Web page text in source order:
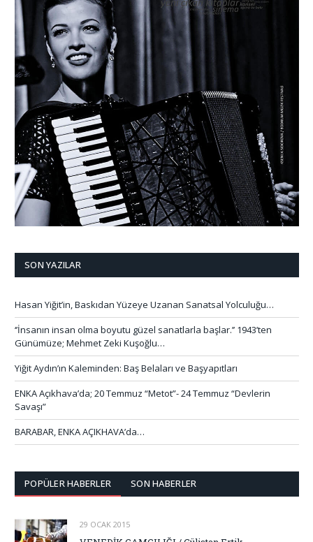
SON YAZILAR
Hasan Yiğit’in, Baskıdan Yüzeye Uzanan Sanatsal Yolculuğu…
‘’İnsanın insan olma boyutu güzel sanatlarla başlar.’’ 1943’ten
Günümüze; Mehmet Zeki Kuşoğlu…
Yiğit Aydın’ın Kaleminden: Baş Belaları ve Başyapıtları
ENKA Açıkhava’da; 20 Temmuz “Metot”- 24 Temmuz “Devlerin
Savaşı”
BARABAR, ENKA AÇIKHAVA’da…
POPÜLER HABERLER SON HABERLER
29 OCAK 2015